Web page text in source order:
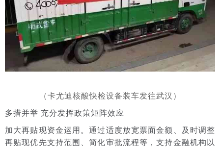
（卡尤迪核酸快检设备装车发往武汉）
多措并举 充分发挥政策矩阵效应
加大再贴现资金运用。通过适度放宽票面金额、及时调整
再贴现优先支持范围、简化审批流程等，支持金融机构以